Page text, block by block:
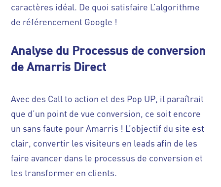
caractères idéal. De quoi satisfaire L’algorithme
de référencement Google !
Analyse du Processus de conversion
de Amarris Direct
Avec des Call to action et des Pop UP, il paraîtrait
que d’un point de vue conversion, ce soit encore
un sans faute pour Amarris ! L’objectif du site est
clair, convertir les visiteurs en leads afin de les
faire avancer dans le processus de conversion et
les transformer en clients.